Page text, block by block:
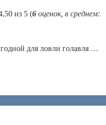
(6 оценок, в среднем:
для ловли голавля …